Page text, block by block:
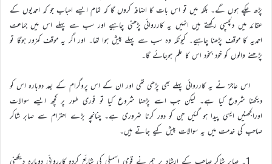
پڑھ چکے ہوں گے۔ بلکہ میں تو اس بات کا اضافہ کروں گا کہ تمام ایسے احباب جو کہ احمدیوں کے
عقائد میں دلچسپی رکھتے ہیں انہیں یہ کارروائی پڑھنی چاہیے اور سب سے پہلے اس میں جماعت
احمدیہ کا موقف پڑھنا چاہیے۔ کیونکہ وہ سب سے پہلے پیش ہوا تھا۔ اور اگر یہ موقف کمزور ہوگا تو
پڑھنے والوں کو خود بخود اس کا علم ہوجائے گا۔
اس عاجز نے یہ کارروائی پہلے بھی پڑھی تھی اور ان کے اس پروگرام کے بعد دوبارہ اس کو
دیکھنا شروع کیا ہے۔ لیکن جب اسے پڑھنا شروع کیا تو فوری طور پر کچھ ایسے سوالات
اورالجھنیں ایسی پیدا ہو گئیں جن کو دور کرنا ضروری ہے۔ چنانچہ بڑے احترام سے صابر شاکر
صاحب کی خدمت میں یہ سوالات پیش کیے جاتے ہیں۔
1۔ صابر شاکر صاحب کے ارشاد پر ہم نے قومی اسمبلی کی شائع کردہ کارروائی دوبارہ دیکھنی